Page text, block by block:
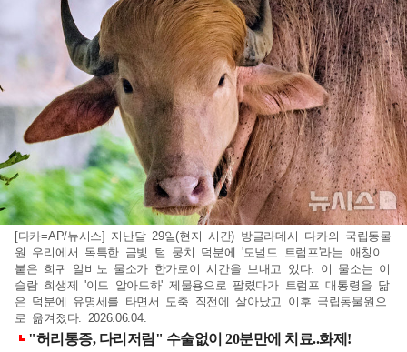
[다카=AP/뉴시스] 지난달 29일(현지 시간) 방글라데시 다카의 국립동물
원 우리에서 독특한 금빛 털 뭉치 덕분에 '도널드 트럼프'라는 애칭이
붙은 희귀 알비노 물소가 한가로이 시간을 보내고 있다. 이 물소는 이
슬람 희생제 '이드 알아드하' 제물용으로 팔렸다가 트럼프 대통령을 닮
은 덕분에 유명세를 타면서 도축 직전에 살아났고 이후 국립동물원으
로 옮겨졌다. 2026.06.04.